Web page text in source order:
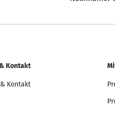
Kontakt
Kontakt